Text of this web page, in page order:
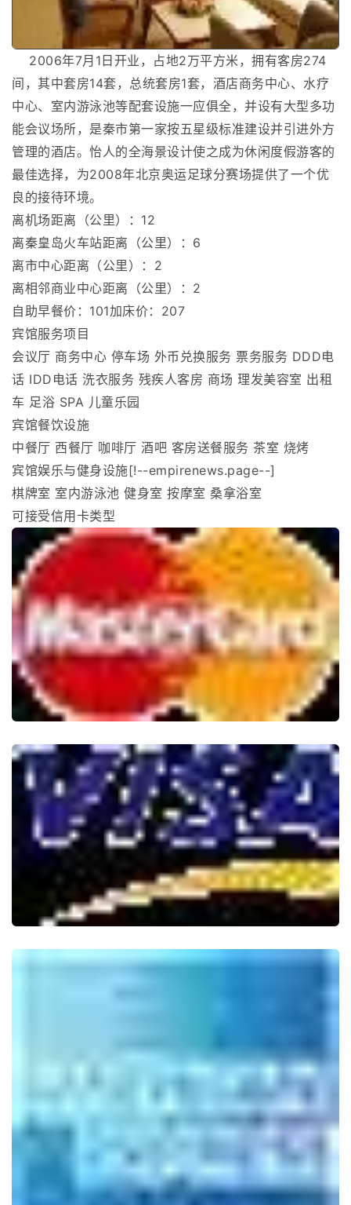
2006年7月1日开业，占地2万平方米，拥有客房274
间，其中套房14套，总统套房1套，酒店商务中心、水疗
中心、室内游泳池等配套设施一应俱全，并设有大型多功
能会议场所，是秦市第一家按五星级标准建设并引进外方
管理的酒店。怡人的全海景设计使之成为休闲度假游客的
最佳选择，为2008年北京奥运足球分赛场提供了一个优
良的接待环境。
离机场距离（公里）：12
离秦皇岛火车站距离（公里）：6
离市中心距离（公里）：2
离相邻商业中心距离（公里）：2
自助早餐价：101加床价：207
宾馆服务项目
会议厅 商务中心 停车场 外币兑换服务 票务服务 DDD电
话 IDD电话 洗衣服务 残疾人客房 商场 理发美容室 出租
车 足浴 SPA 儿童乐园
宾馆餐饮设施
中餐厅 西餐厅 咖啡厅 酒吧 客房送餐服务 茶室 烧烤
宾馆娱乐与健身设施[!--empirenews.page--]
棋牌室 室内游泳池 健身室 按摩室 桑拿浴室
可接受信用卡类型